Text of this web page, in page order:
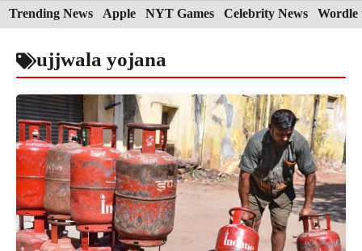
Skip
to
content
Trending News Apple NYT Games Celebrity News Wordle
ujjwala yojana